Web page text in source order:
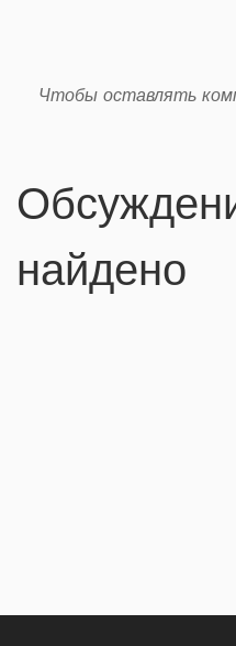
Чтобы оставлять
найдено